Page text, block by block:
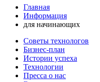
Главная
Информация
для начинающих
Советы технологов
Бизнес-план
Истории успеха
Технологии
Пресса о нас